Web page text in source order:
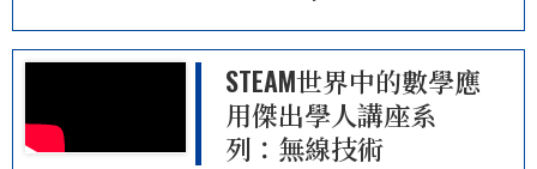
STEAM世界中的數學應
用傑出學人講座系
列：無線技術